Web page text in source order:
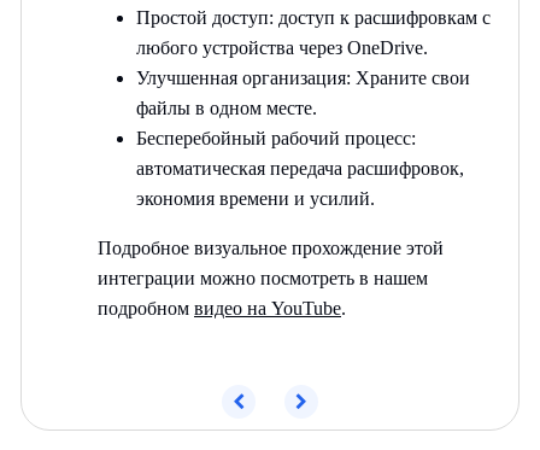
Простой доступ: доступ к расшифровкам с
любого устройства через OneDrive.
Улучшенная организация: Храните свои
файлы в одном месте.
Бесперебойный рабочий процесс:
автоматическая передача расшифровок,
экономия времени и усилий.
Подробное визуальное прохождение этой
интеграции можно посмотреть в нашем
подробном видео на YouTube.
ПредыдущийСледующий